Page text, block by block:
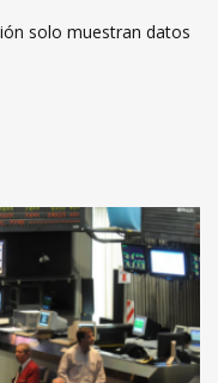
solo muestran datos